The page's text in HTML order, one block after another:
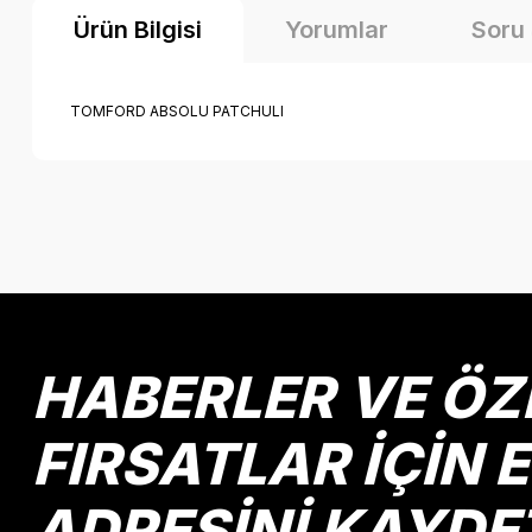
Ürün Bilgisi Yorumlar Soru
TOMFORD ABSOLU PATCHULI
Ürün resmi kalitesiz, bozuk veya görüntülenemiyor.
Ürün fiyatı diğer sitelerden daha pahalı.
HABERLER VE
FIRSATLAR İÇİN